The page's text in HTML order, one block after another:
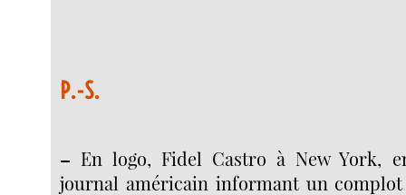
P.-S.
– En logo, Fidel Castro à New York,
journal américain informant un complot